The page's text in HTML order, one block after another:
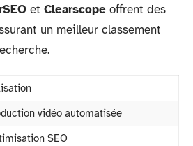
et Clearscope offrent des
un meilleur classement
vidéo automatisée
SEO